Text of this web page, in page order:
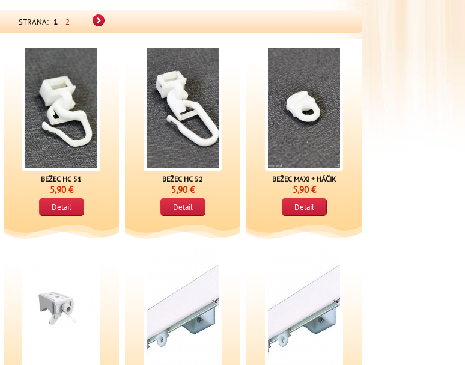
STRANA: 1 2
BEŽEC HC 51
5,90 €
Detail
BEŽEC HC 52
5,90 €
Detail
BEŽEC MAXI + HÁČIK
5,90 €
Detail